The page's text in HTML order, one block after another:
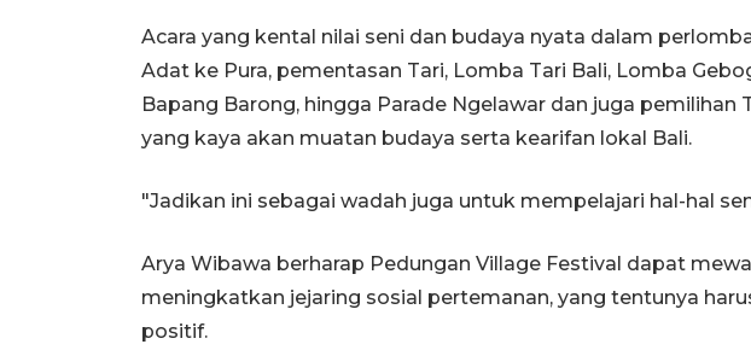
Acara yang kental nilai seni dan budaya nyata dalam
Adat ke Pura, pementasan Tari, Lomba Tari Bali, Lomba
Bapang Barong, hingga Parade Ngelawar dan juga pemilihan
yang kaya akan muatan budaya serta kearifan lokal Bali.
"Jadikan ini sebagai wadah juga untuk mempelajari hal-hal
Arya Wibawa berharap Pedungan Village Festival dapat
meningkatkan jejaring sosial pertemanan, yang tentunya
positif.